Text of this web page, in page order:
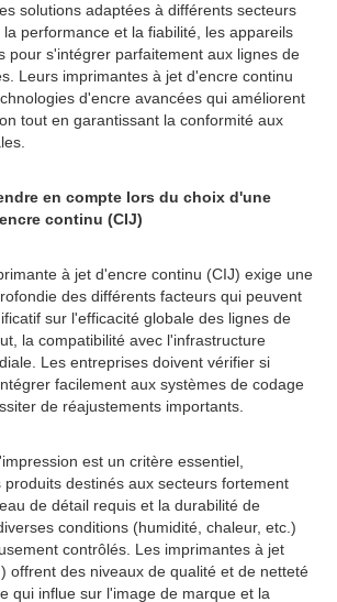
solutions adaptées à différents secteurs
la performance et la fiabilité, les appareils
pour s'intégrer parfaitement aux lignes de
Leurs imprimantes à jet d'encre continu
d'encre avancées qui améliorent
tout en garantissant la conformité aux
en compte lors du choix d'une
continu (CIJ)
à jet d'encre continu (CIJ) exige une
des différents facteurs qui peuvent
sur l'efficacité globale des lignes de
la compatibilité avec l'infrastructure
Les entreprises doivent vérifier si
facilement aux systèmes de codage
de réajustements importants.
est un critère essentiel,
destinés aux secteurs fortement
de détail requis et la durabilité de
conditions (humidité, chaleur, etc.)
contrôlés. Les imprimantes à jet
offrent des niveaux de qualité et de netteté
qui influe sur l'image de marque et la